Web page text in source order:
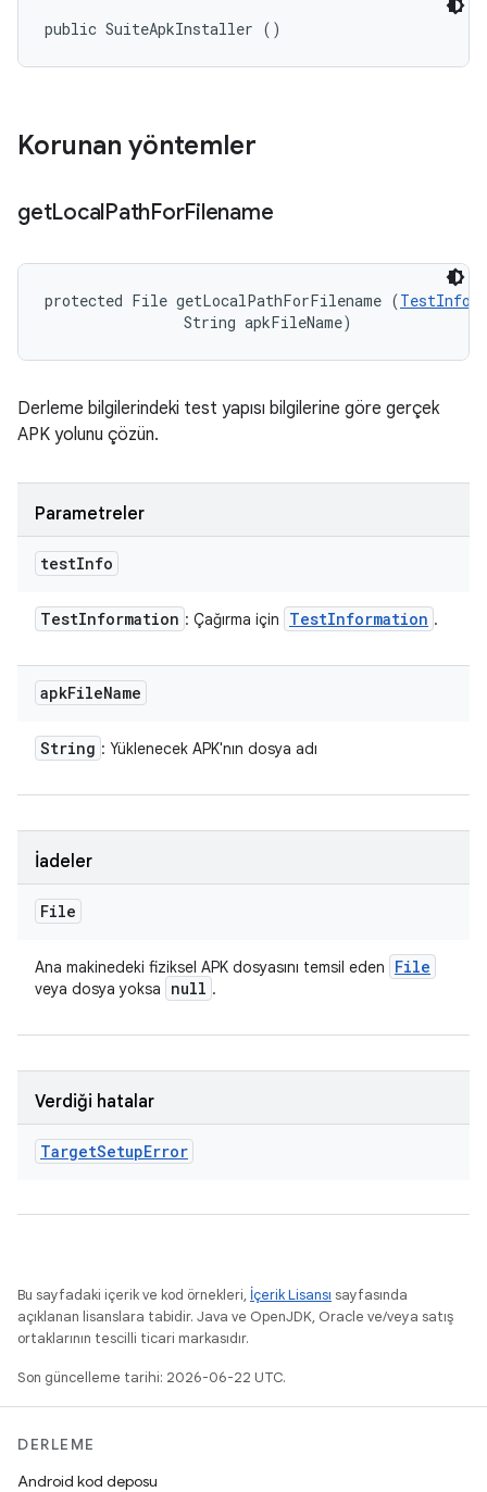
public SuiteApkInstaller ()
Korunan yöntemler
getLocalPathForFilename
protected File getLocalPathForFilename (
                String apkFileName)
Derleme bilgilerindeki test yapısı bilgilerine göre gerçek
APK yolunu çözün.
Parametreler
testInfo
TestInformation : Çağırma için TestInformation .
apkFileName
String : Yüklenecek APK'nın dosya adı
İadeler
File
Ana makinedeki fiziksel APK dosyasını temsil eden File
veya dosya yoksa null .
Verdiği hatalar
TargetSetupError
Bu sayfadaki içerik ve kod örnekleri, İçerik Lisansı sayfasında
açıklanan lisanslara tabidir. Java ve OpenJDK, Oracle ve/veya satış
ortaklarının tescilli ticari markasıdır.
Son güncelleme tarihi: 2026-06-22 UTC.
DERLEME
Android kod deposu